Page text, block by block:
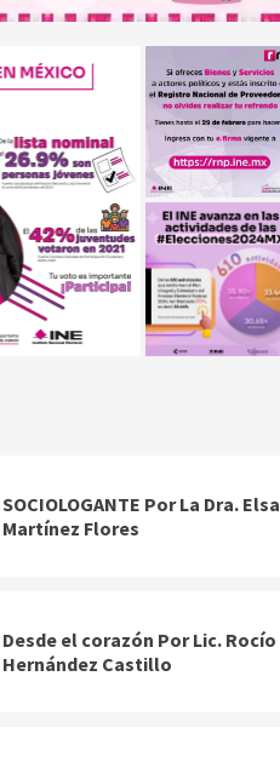
SOCIOLOGANTE Por La Dra. Elsa
Martínez Flores
Desde el corazón Por Lic. Rocío
Hernández Castillo